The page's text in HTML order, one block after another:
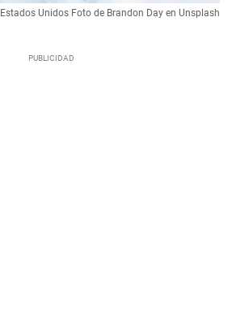
Estados Unidos Foto de Brandon Day en Unsplash